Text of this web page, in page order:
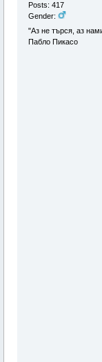
Posts: 417
Gender:
"Аз не търся, аз
Пабло Пикасо